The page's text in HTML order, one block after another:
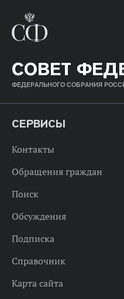
СОВЕТ
ФЕДЕРАЛЬНОГО СОБРАНИЯ
СЕРВИСЫ
Контакты
Обращения граждан
Поиск
Обсуждения
Подписка
Справочник
Карта сайта